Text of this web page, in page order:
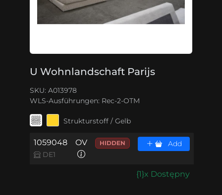
U Wohnlandschaft Parijs
SKU: A013978
WLS-Ausführungen: Rec-2-OTM
Strukturstoff / Gelb
1059048
DE1
OV HIDDEN Add
{1}x Dostępny